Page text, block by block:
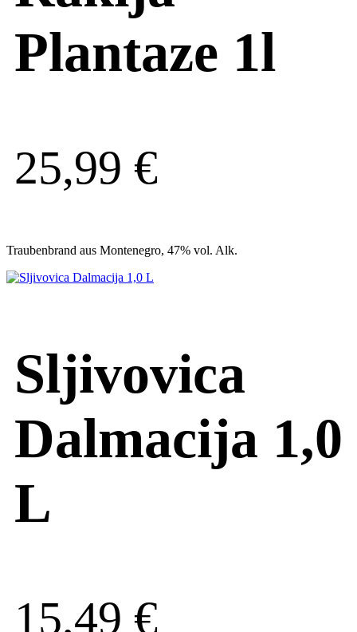
Plantaze 1l
25,99 €
Traubenbrand aus Montenegro, 47% vol. Alk.
Sljivovica
Dalmacija 1,0
L
15,49 €